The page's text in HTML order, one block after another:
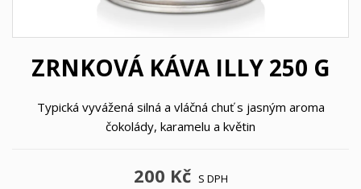
ZRNKOVÁ KÁVA ILLY 250 G
Typická vyvážená silná a vláčná chuť s jasným aroma
čokolády, karamelu a květin
200 Kč S DPH